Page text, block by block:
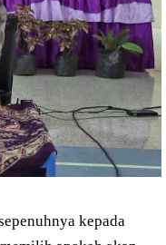
kepada